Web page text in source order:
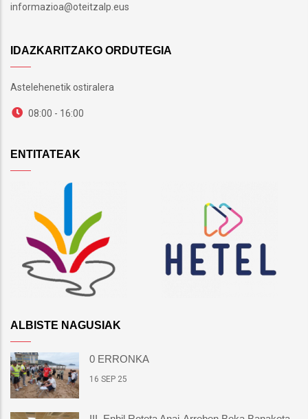
informazioa@oteitzalp.eus
IDAZKARITZAKO ORDUTEGIA
Astelehenetik ostiralera
08:00 - 16:00
ENTITATEAK
ALBISTE NAGUSIAK
0 ERRONKA
16 SEP 25